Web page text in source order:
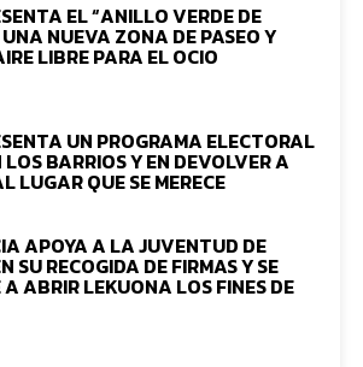
EL “ANILLO VERDE DE
NUEVA ZONA DE PASEO Y
LIBRE PARA EL OCIO
UN PROGRAMA ELECTORAL
BARRIOS Y EN DEVOLVER A
LUGAR QUE SE MERECE
APOYA A LA JUVENTUD DE
SU RECOGIDA DE FIRMAS Y SE
ABRIR LEKUONA LOS FINES DE